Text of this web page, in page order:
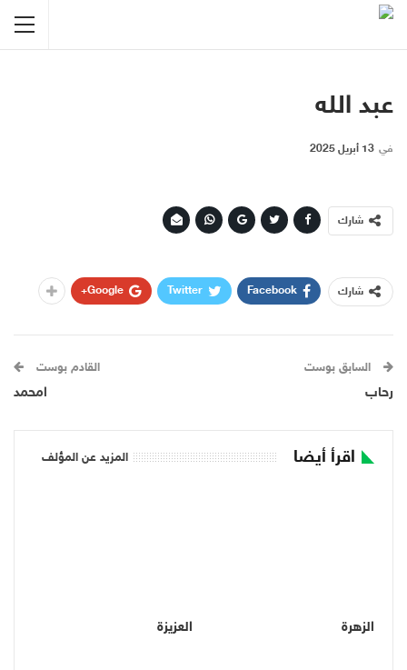
عبد الله
في 13 أبريل 2025
شارك
شارك Facebook
Twitter
Google+
السابق بوست
رحاب
القادم بوست
امحمد
اقرأ أيضا المزيد عن المؤلف
الزهرة العزيزة